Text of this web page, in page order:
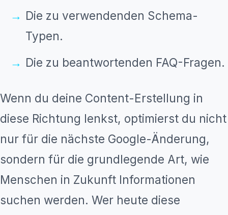
Die zu verwendenden Schema-
Typen.
Die zu beantwortenden FAQ-Fragen.
Wenn du deine Content-Erstellung in
diese Richtung lenkst, optimierst du nicht
nur für die nächste Google-Änderung,
sondern für die grundlegende Art, wie
Menschen in Zukunft Informationen
suchen werden. Wer heute diese